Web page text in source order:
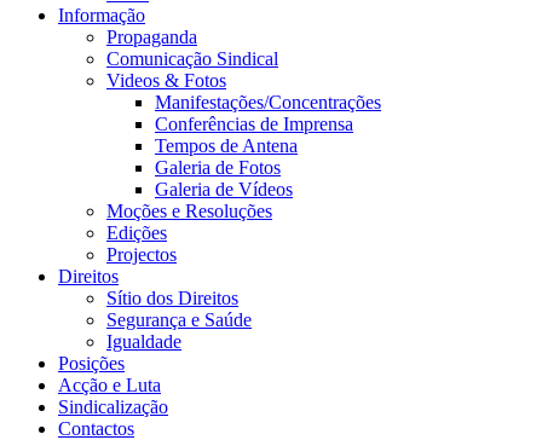
Informação
Propaganda
Comunicação Sindical
Videos & Fotos
Manifestações/Concentrações
Conferências de Imprensa
Tempos de Antena
Galeria de Fotos
Galeria de Vídeos
Moções e Resoluções
Edições
Projectos
Direitos
Sítio dos Direitos
Segurança e Saúde
Igualdade
Posições
Acção e Luta
Sindicalização
Contactos